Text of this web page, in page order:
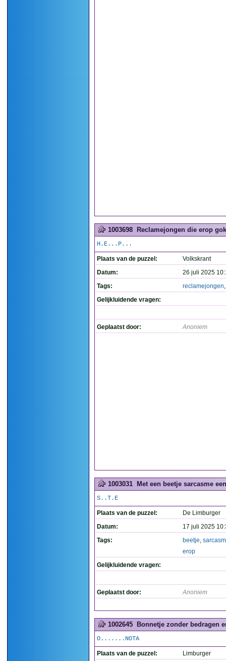
1003698 Reclamejongen die erop
H.E...P...
Plaats van de puzzel:
Volkskrant
Datum:
26 juli 2025
Tags:
reclamejongen
Gelijkluidende vragen:
Geplaatst door: Anoniem
1003031 Met een beetje sarcasme
S..T.E
Plaats van de puzzel:
De Limburger
Datum:
17 juli 2025
Tags:
beetje,
erop
Gelijkluidende vragen:
Geplaatst door: Anoniem
1002645 Bonnetje zonder bedragen
O.......NOTA
Plaats van de puzzel:
Limburger